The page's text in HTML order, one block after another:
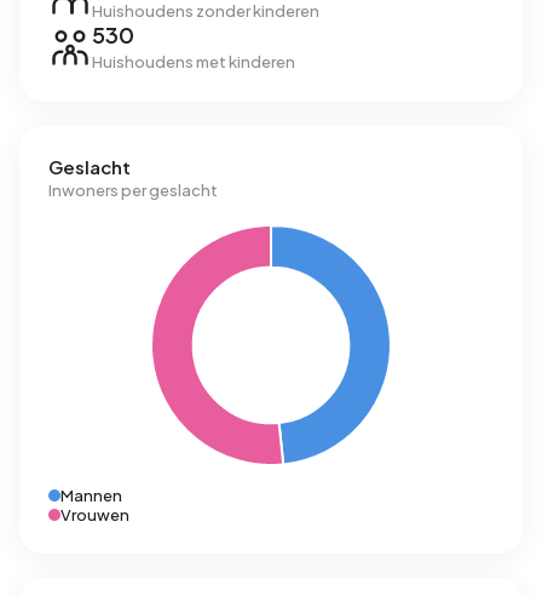
Huishoudens zonder kinderen
530
Huishoudens met kinderen
Geslacht
Inwoners per geslacht
Mannen
Vrouwen